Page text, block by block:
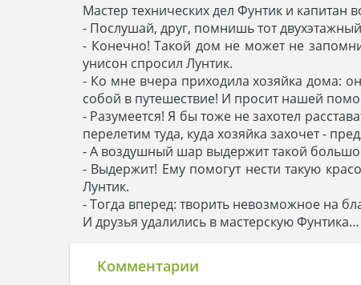
Мастер технических дел Фунтик и капитан
- Послушай, друг, помнишь тот
- Конечно! Такой дом не может не
унисон спросил Лунтик.
- Ко мне вчера приходила хозяйка дома:
собой в путешествие! И просит нашей
- Разумеется! Я бы тоже не захотел
перелетим туда, куда хозяйка захочет -
- А воздушный шар выдержит такой
- Выдержит! Ему помогут нести такую
Лунтик.
- Тогда вперед: творить невозможное на
И друзья удалились в мастерскую Фунтика…
Комментарии